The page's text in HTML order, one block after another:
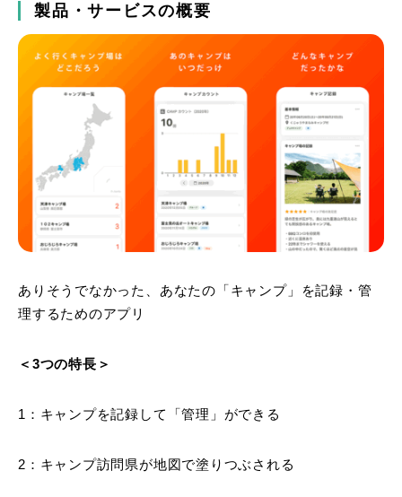
製品・サービスの概要
ありそうでなかった、あなたの「キャンプ」を記録・管
理するためのアプリ
＜3つの特長＞
1：キャンプを記録して「管理」ができる
2：キャンプ訪問県が地図で塗りつぶされる